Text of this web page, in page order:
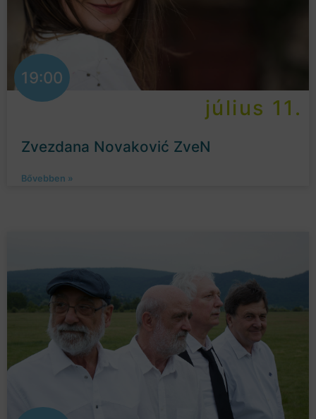
19:00
július 11.
Zvezdana Novaković ZveN
Bővebben »